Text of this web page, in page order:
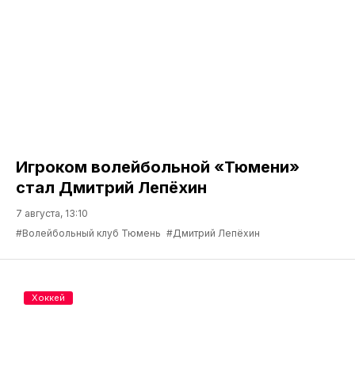
Игроком волейбольной «Тюмени»
стал Дмитрий Лепёхин
7 августа, 13:10
#Волейбольный клуб Тюмень #Дмитрий Лепёхин
Хоккей